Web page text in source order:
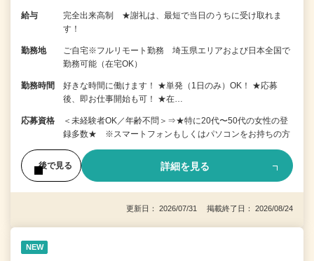
給与
完全出来高制 ★謝礼は、最短で当日のうちに受け取れま
す！
勤務地
ご自宅※フルリモート勤務 埼玉県エリアおよび日本全国で
勤務可能（在宅OK）
勤務時間
好きな時間に働けます！ ★単発（1日のみ）OK！ ★応募
後、即お仕事開始も可！ ★在…
応募資格
＜未経験者OK／年齢不問＞⇒★特に20代〜50代の女性の登
録多数★ ※スマートフォンもしくはパソコンをお持ちの方
後で見る 詳細を見る
更新日： 2026/07/31 掲載終了日： 2026/08/24
NEW